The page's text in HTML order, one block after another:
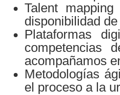
Talent
disponibilidad
Plataformas
competencias
acompañamos
Metodologías
el proceso a la